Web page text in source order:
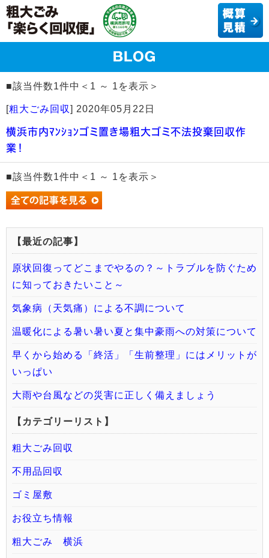
■該当件数1件中＜1 ～ 1を表示＞
[粗大ごみ回収] 2020年05月22日
横浜市内ﾏﾝｼｮﾝゴミ置き場粗大ゴミ不法投棄回収作
業！
■該当件数1件中＜1 ～ 1を表示＞
【最近の記事】
原状回復ってどこまでやるの？～トラブルを防ぐため
に知っておきたいこと～
気象病（天気痛）による不調について
温暖化による暑い暑い夏と集中豪雨への対策について
早くから始める「終活」「生前整理」にはメリットが
いっぱい
大雨や台風などの災害に正しく備えましょう
【カテゴリーリスト】
粗大ごみ回収
不用品回収
ゴミ屋敷
お役立ち情報
粗大ごみ 横浜